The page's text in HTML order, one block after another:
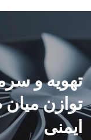
تهویه و
توازن
ایمنی